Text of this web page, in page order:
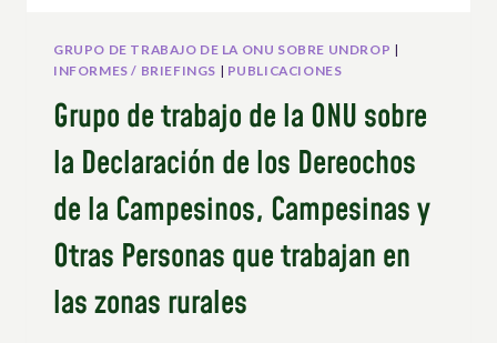
GRUPO DE TRABAJO DE LA ONU SOBRE UNDROP |
INFORMES / BRIEFINGS | PUBLICACIONES
Grupo de trabajo de la ONU sobre
la Declaración de los Dereochos
de la Campesinos, Campesinas y
Otras Personas que trabajan en
las zonas rurales